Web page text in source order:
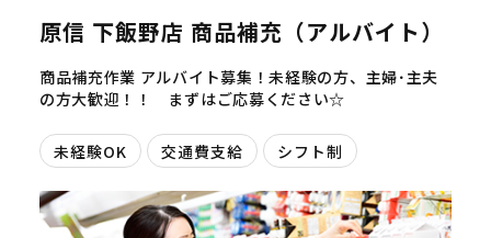
原信 下飯野店 商品補充（アルバイト）
商品補充作業 アルバイト募集！未経験の方、主婦･主夫
の方大歓迎！！ まずはご応募ください☆
未経験OK 交通費支給 シフト制